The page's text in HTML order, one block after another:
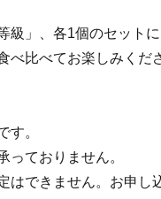
級」、各1個のセットに
べ比べてお楽しみくだ
す。
ておりません。
はできません。お申し